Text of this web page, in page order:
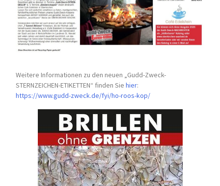
Weitere Informationen zu den neuen „Gudd-Zweck-
STERNZEICHEN-ETIKETTEN“ finden Siehier:
https://www.gudd-zweck.de/fyi/ho-roos-kop/